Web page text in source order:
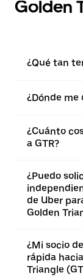
Golden
¿Qué tan
¿Dónde me
¿Cuánto
a GTR?
¿Puedo
de Uber
Golden
¿Mi socio
rápida
Triangle